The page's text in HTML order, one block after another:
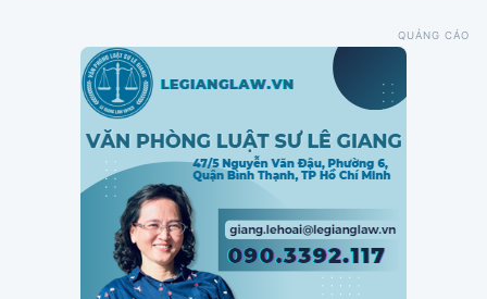
QUẢNG CÁO